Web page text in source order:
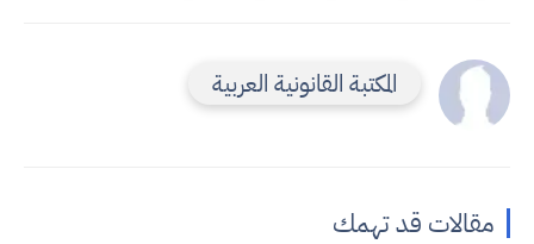
المكتبة القانونية العربية
مقالات قد تهمك